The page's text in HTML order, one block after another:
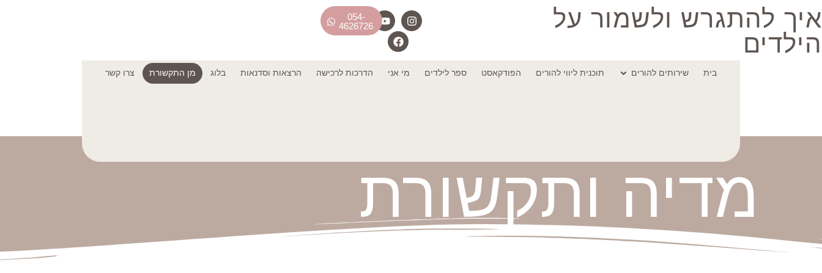
איך להתגרש ולשמור על
הילדים
054-
4626726
בית שירותים להורים תוכנית ליווי להורים הפודקאסט ספר לילדים מי אני הדרכות לרכישה הרצאות וסדנאות בלוג מן התקשורת צרו קשר
מדיה ותקשורת